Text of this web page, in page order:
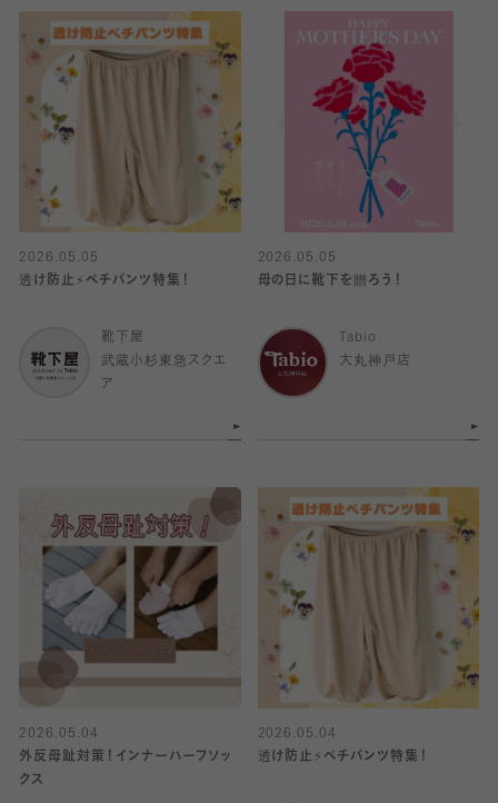
2026.05.05
透け防止⚡️ペチパンツ特集！
靴下屋
武蔵小杉東急スクエ
ア
2026.05.05
母の日に靴下を贈ろう！
Tabio
大丸神戸店
2026.05.04
外反母趾対策！インナーハーフソッ
クス
2026.05.04
透け防止⚡️ペチパンツ特集！